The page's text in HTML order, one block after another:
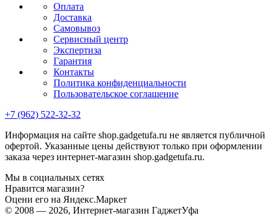
Оплата
Доставка
Самовывоз
Сервисный центр
Экспертиза
Гарантия
Контакты
Политика конфиденциальности
Пользовательское соглашение
+7 (962) 522-32-32
Информация на сайте shop.gadgetufa.ru не является публичной
офертой. Указанные цены действуют только при оформлении
заказа через интернет-магазин shop.gadgetufa.ru.
Мы в социальных сетях
Нравится магазин?
Оцени его на Яндекс.Маркет
© 2008 — 2026, Интернет-магазин ГаджетУфа